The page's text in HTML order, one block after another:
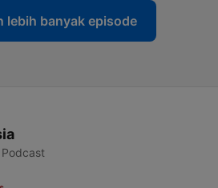
lebih banyak episode